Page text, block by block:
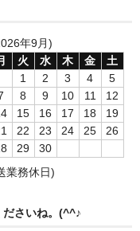
年9月)
火 水 木 金
土
1
2 3 4
5
8 9 10 11
12
15 16 17 18
19
22 23 24 25
26
29
30
業務休日)
ださいね。(^^♪